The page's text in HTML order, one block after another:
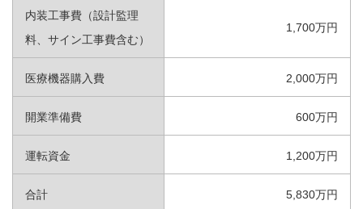
内装工事費（設計監理
料、サイン工事費含む）
1,700万円
医療機器購入費 2,000万円
開業準備費 600万円
運転資金 1,200万円
合計 5,830万円